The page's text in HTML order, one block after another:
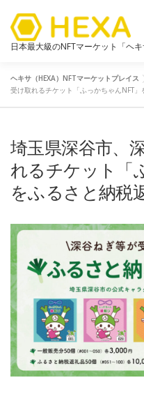
日本最大級のNFTマーケット「ヘキ
NFTカテゴリ メタバ
新着 探す 販売
ヘキサ（HEXA）NFTマーケットプレイス
受け取れるチケット「ふっかちゃんNFT
埼玉県深谷市、
れるチケット「
をふるさと納税